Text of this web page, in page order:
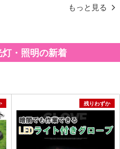
もっと見る
・照明の新着
残りわずか